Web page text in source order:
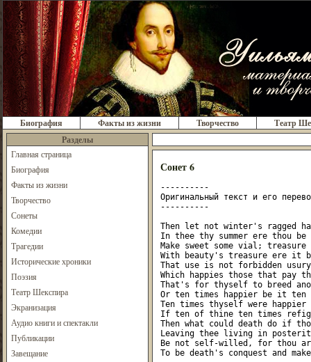
Биография Факты из жизни Творчество
Театр
Разделы
Главная страница
Биография
Факты из жизни
Творчество
Сонеты
Комедии
Трагедии
Исторические хроники
Поэзия
Театр Шекспира
Экранизация
Аудио книги и спектакли
Публикации
Завещание
Сонет 6
----------
Оригинальный текст и его
----------
Then let not winter's ragged
In thee thy summer ere thou
Make sweet some vial; treasure
With beauty's treasure ere it
That use is not forbidden usury
Which happies those that pay
That's for thyself to breed
Or ten times happier be it ten
Ten times thyself were
If ten of thine ten times
Then what could death do if
Leaving thee living in
Be not self-willed, for thou
To be death's conquest and